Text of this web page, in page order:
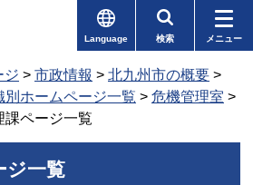
Language 検索 メニュー
ジ > 市政情報 > 北九州市の概要 >
別ホームページ一覧 > 危機管理室 >
課ページ一覧
ジ一覧